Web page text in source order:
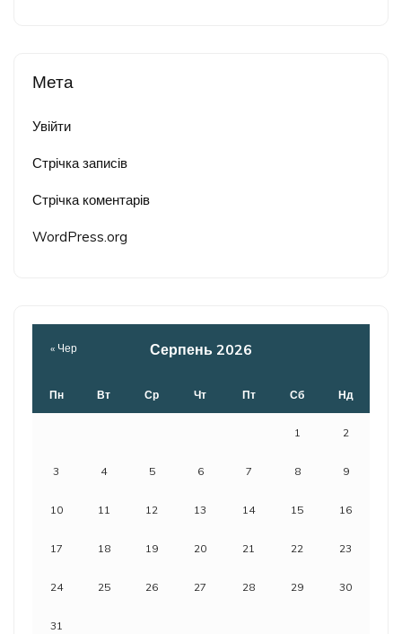
Мета
Увійти
Стрічка записів
Стрічка коментарів
WordPress.org
Серпень 2026
Пн Вт Ср Чт Пт Сб Нд
1 2
3 4 5 6 7 8 9
10 11 12 13 14 15 16
17 18 19 20 21 22 23
24 25 26 27 28 29 30
31
« Чер